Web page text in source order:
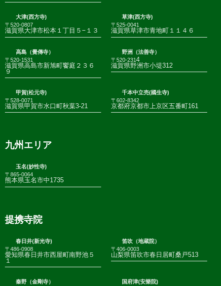
大津(西方寺)
〒520-0807
滋賀県大津市松本１丁目５−１３
草津(西方寺)
〒525-0041
滋賀県草津市青地町１１４６
高島（覺傳寺）
〒520-1531
滋賀県高島市新旭町饗庭２３６
９
野洲（法善寺）
〒520-2314
滋賀県野洲市小堤312
甲賀(松元寺)
〒528-0071
滋賀県甲賀市水口町秋葉3-21
千本中立売(國生寺)
〒602-8342
京都府京都市上京区五番町161
九州エリア
玉名(妙性寺)
〒865-0064
熊本県玉名市中1735
提携寺院
春日井(新光寺)
〒486-0908
愛知県春日井市西屋町南野池５
１
笛吹（地蔵院）
〒406-0003
山梨県笛吹市春日居町桑戸513
秦野（金剛寺）
国府津(安樂院)